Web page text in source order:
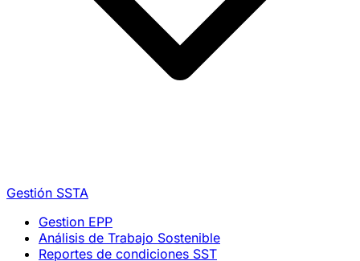
Gestión SSTA
Gestion EPP
Análisis de Trabajo Sostenible
Reportes de condiciones SST